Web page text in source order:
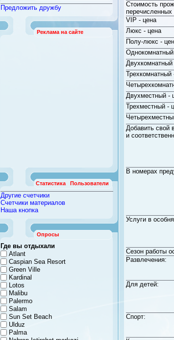
Предложить дружбу
Реклама на сайте
Статистика Пользователи
Другие счетчики
Счетчики материалов
Наша кнопка
Опросы
Где вы отдыхали
Atlant
Caspian Sea Resort
Green Ville
Kardinal
Lotos
Malibu
Palermo
Salam
Sun Set Beach
Ulduz
Palma
Стоимость
перечисленных
VIP - цена
Люкс - цена
Полу-люкс -
Двухкомнатный
Трехкомнатный
Двухместный -
Трехместный -
Добавить свой
и
В номерах
Услуги в
Сезон работы
Развлечения:
Для детей:
Спорт: